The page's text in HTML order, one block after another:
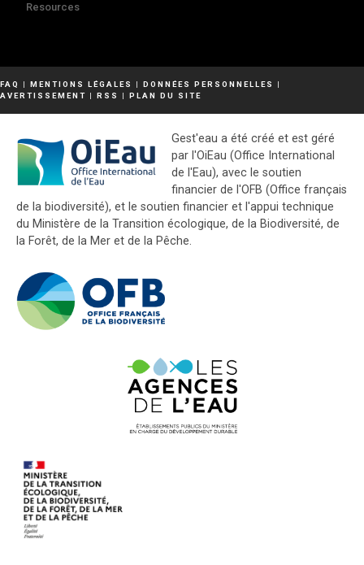
Resources
FAQ | MENTIONS LÉGALES | DONNÉES PERSONNELLES
|
AVERTISSEMENT | RSS | PLAN DU SITE
Gest'eau a été créé et est géré
par l'OiEau (Office International
de l'Eau), avec le soutien
financier de l'OFB (Office français
de la biodiversité), et le soutien financier et l'appui technique
du Ministère de la Transition écologique, de la Biodiversité, de
la Forêt, de la Mer et de la Pêche.